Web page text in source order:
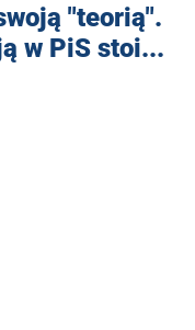
"teorią".
w PiS stoi...